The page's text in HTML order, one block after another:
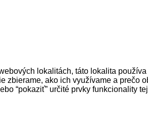
lokalitách, táto lokalita
zbierame, ako ich využívame a prečo
“pokaziť” určité prvky funkcionality